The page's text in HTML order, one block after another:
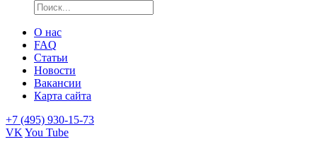
О нас
FAQ
Статьи
Новости
Вакансии
Карта сайта
+7 (495) 930-15-73
VK You Tube